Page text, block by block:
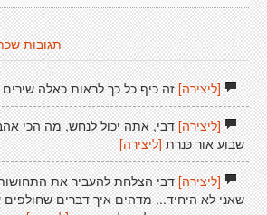
תגובות
[ליצירה]זה כיף כל כך לראות כאלה שירים
[ליצירה]דבי, אתה יכול לנחש, מה הכי
שבוע אור כּנרת [ליצירה]
[ליצירה]דבי הצלחת להעביר את התחושות
שאני לא היחיד... מדהים איך דברים שחולפים